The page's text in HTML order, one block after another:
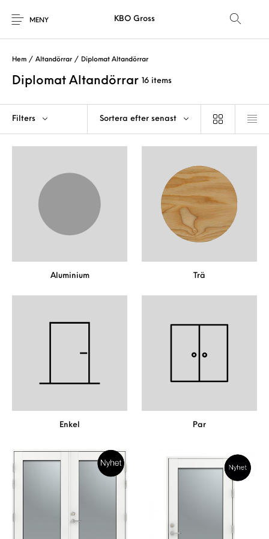
MENY KBO Gross
Hem / Altandörrar / Diplomat Altandörrar
Diplomat Altandörrar 16 items
Filters Sortera efter senast
Aluminium Trä
Enkel Par